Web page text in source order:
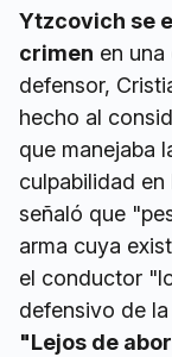
Ytzcovich se
crimen en
defensor,
hecho al
que manejaba
culpabilidad
señaló que
arma cuya
el conductor
defensivo de
"Lejos de